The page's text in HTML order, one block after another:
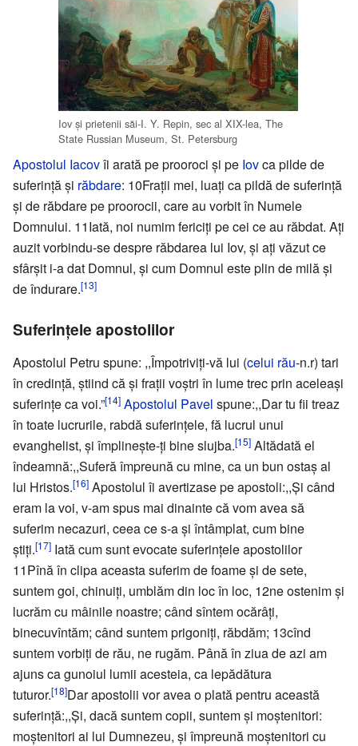
Iov şi prietenii săi-I. Y. Repin, sec al XIX-lea, The
State Russian Museum, St. Petersburg
Apostolul Iacovîi arată pe prooroci şi pe Iovca pilde de
suferinţă şi răbdare: 10Fraţii mei, luaţi ca pildă de suferinţă
şi de răbdare pe proorocii, care au vorbit în Numele
Domnului. 11Iată, noi numim fericiţi pe cei ce au răbdat. Aţi
auzit vorbindu-se despre răbdarea lui Iov, şi aţi văzut ce
sfârşit i-a dat Domnul, şi cum Domnul este plin de milă şi
de îndurare.[13]
Suferinţele apostolilor
Apostolul Petru spune: ,,Împotriviţi-vă lui (celui rău-n.r) tari
în credinţă, ştiind că şi fraţii voştri în lume trec prin aceleaşi
suferinţe ca voi.”[14] Apostolul Pavel spune:,,Dar tu fii treaz
în toate lucrurile, rabdă suferinţele, fă lucrul unui
evanghelist, şi împlineşte-ţi bine slujba.[15] Altădată el
îndeamnă:,,Suferă împreună cu mine, ca un bun ostaş al
lui Hristos.[16] Apostolul îi avertizase pe apostoli:,,Şi când
eram la voi, v-am spus mai dinainte că vom avea să
suferim necazuri, ceea ce s-a şi întâmplat, cum bine
ştiţi.[17] Iată cum sunt evocate suferinţele apostolilor
11Pînă în clipa aceasta suferim de foame şi de sete,
suntem goi, chinuiţi, umblăm din loc în loc, 12ne ostenim şi
lucrăm cu mâinile noastre; când sîntem ocărâţi,
binecuvîntăm; când suntem prigoniţi, răbdăm; 13cînd
suntem vorbiţi de rău, ne rugăm. Până în ziua de azi am
ajuns ca gunoiul lumii acesteia, ca lepădătura
tuturor.[18]Dar apostolii vor avea o plată pentru această
suferinţă:,,Şi, dacă suntem copii, suntem şi moştenitori:
moştenitori ai lui Dumnezeu, şi împreună moştenitori cu